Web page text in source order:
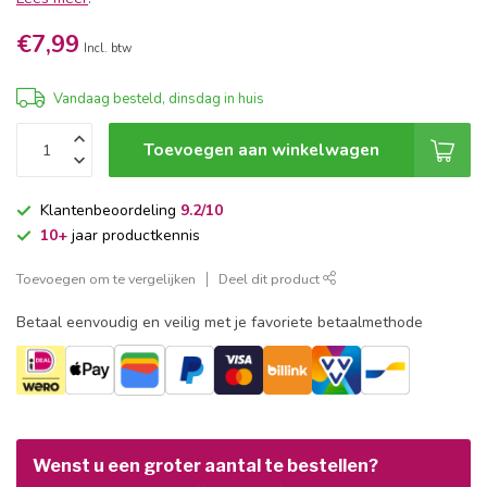
€7,99 Incl. btw
Vandaag besteld, dinsdag in huis
Toevoegen aan winkelwagen
Klantenbeoordeling 9.2/10
10+ jaar productkennis
Toevoegen om te vergelijken Deel dit product
Betaal eenvoudig en veilig met je favoriete betaalmethode
Wenst u een groter aantal te bestellen?